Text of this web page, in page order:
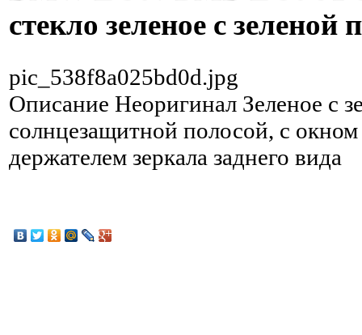
стекло зеленое с зеленой
pic_538f8a025bd0d.jpg
Описание Неоригинал Зеленое с
солнцезащитной полосой, с
держателем зеркала заднего вида